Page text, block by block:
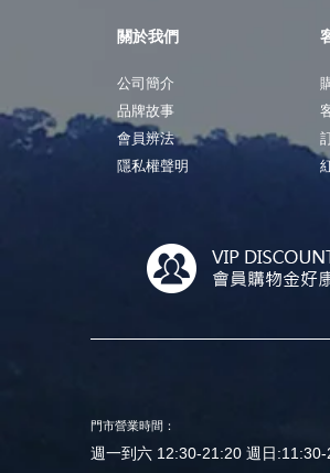
關於我們
公司簡介
品牌故事
會員辨法
隱私權聲明
門市營業時間：
週一到六 12:30-21:20 週日